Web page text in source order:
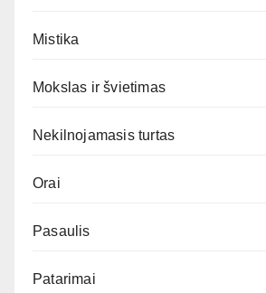
Mistika
Mokslas ir švietimas
Nekilnojamasis turtas
Orai
Pasaulis
Patarimai